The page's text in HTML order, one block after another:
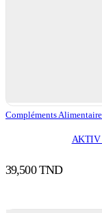
Compléments
AKTIV
39,500TND